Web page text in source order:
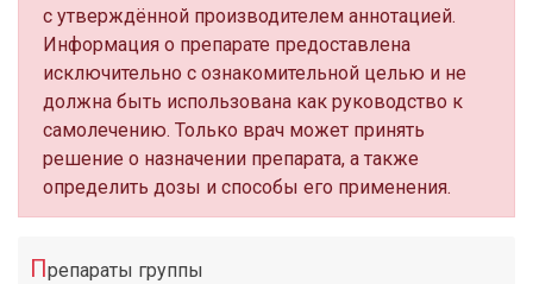
с утверждённой производителем аннотацией.
Информация о препарате предоставлена
исключительно с ознакомительной целью и не
должна быть использована как руководство к
самолечению. Только врач может принять
решение о назначении препарата, а также
определить дозы и способы его применения.
Препараты группы